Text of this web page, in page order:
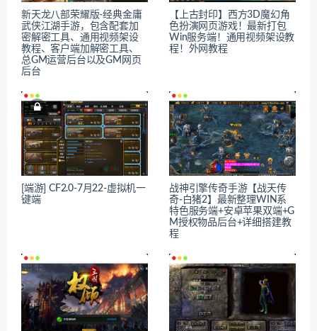
新天龙八部荣耀版-经典金庸
武侠江湖手游，包含配套加
密解密工具、通用视频架设
教程、客户端加解密工具、
总GM运营后台以及GM网页
后台
【上古封印】西方3D魔幻角
色扮演网页游戏！最新打包
Win服务端！通用视频架设教
程！外网教程
[端游] CF2.0-7月22-虚拟机一
键端
战神引擎传奇手游【战天传
奇-白猪2】最新整理WIN系
特色服务端+安卓苹果双端+G
M授权物品后台+详细搭建教
程